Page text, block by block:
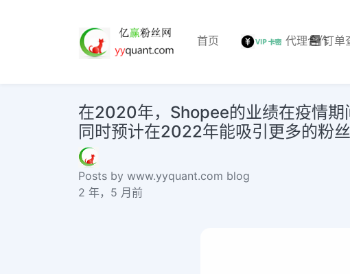
首页 代理合作订单
在2020年，Shopee的业绩在疫情期
同时预计在2022年能吸引更多的粉
Posts by www.yyquant.com blog
2 年，5 月前